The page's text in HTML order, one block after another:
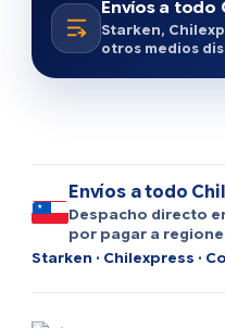
Envíos a todo
Starken,
otros medios
Envíos a todo
Despacho directo
por pagar a
Starken · Chilexpress ·